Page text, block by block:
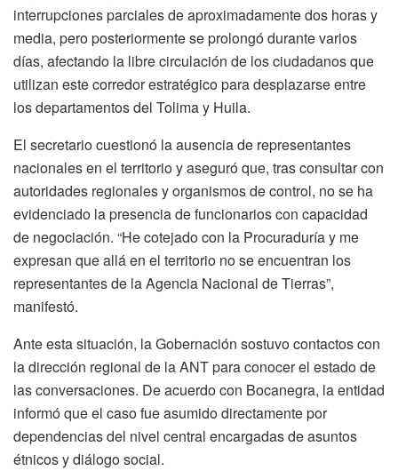
interrupciones parciales de aproximadamente dos horas y
media, pero posteriormente se prolongó durante varios
días, afectando la libre circulación de los ciudadanos que
utilizan este corredor estratégico para desplazarse entre
los departamentos del Tolima y Huila.
El secretario cuestionó la ausencia de representantes
nacionales en el territorio y aseguró que, tras consultar con
autoridades regionales y organismos de control, no se ha
evidenciado la presencia de funcionarios con capacidad
de negociación. “He cotejado con la Procuraduría y me
expresan que allá en el territorio no se encuentran los
representantes de la Agencia Nacional de Tierras”,
manifestó.
Ante esta situación, la Gobernación sostuvo contactos con
la dirección regional de la ANT para conocer el estado de
las conversaciones. De acuerdo con Bocanegra, la entidad
informó que el caso fue asumido directamente por
dependencias del nivel central encargadas de asuntos
étnicos y diálogo social.